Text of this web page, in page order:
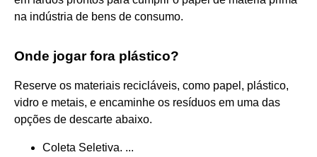
na indústria de bens de consumo.
Onde jogar fora plástico?
Reserve os materiais recicláveis, como papel, plástico,
vidro e metais, e encaminhe os resíduos em uma das
opções de descarte abaixo.
Coleta Seletiva. ...